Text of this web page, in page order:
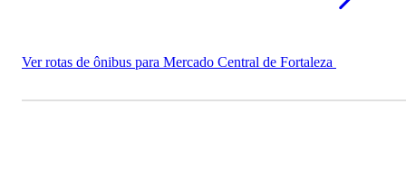
Ver rotas de ônibus para Mercado Central de Fortaleza